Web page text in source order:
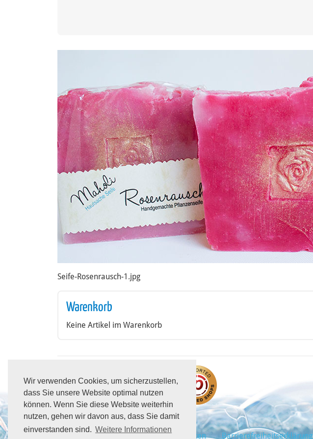
Wir verwenden Cookies, um sicherzustellen,
dass Sie unsere Website optimal nutzen
können. Wenn Sie diese Website weiterhin
nutzen, gehen wir davon aus, dass Sie damit
einverstanden sind. Weitere Informationen
Seife-Rosenrausch-1.jpg
Warenkorb
Keine Artikel im Warenkorb
Datenschutz Versandkosten Barrierefreiheitserklärung